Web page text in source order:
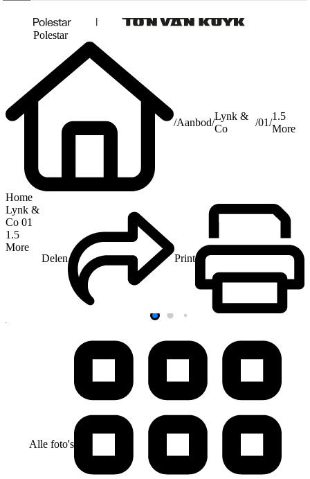
Polestar
Home
/Aanbod/
Lynk &
Co
/01/
1.5
More
Lynk &
Co 01
1.5
More
Delen
Print
Alle foto's